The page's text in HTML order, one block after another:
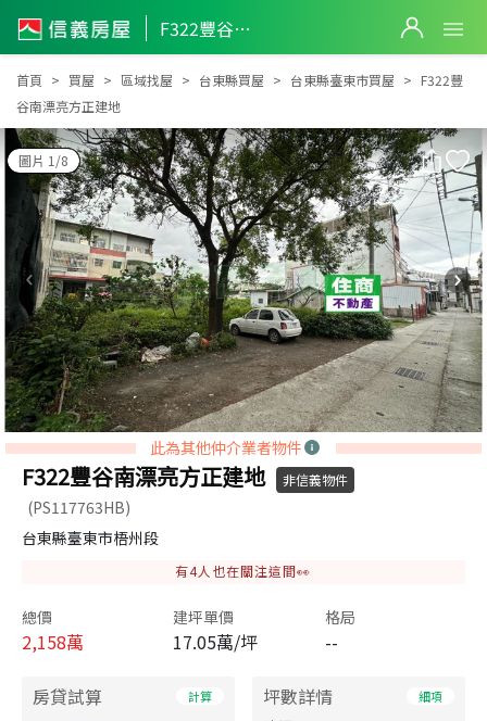
F322豐谷南漂亮方正建地
F322豐谷南漂亮方正建地
首頁 買屋 區域找屋 台東縣買屋 台東縣臺東市買屋
F322豐
谷南漂亮方正建地
圖片 1/8
此為其他仲介業者物件
F322豐谷南漂亮方正建地 非信義物件
(PS117763HB)
台東縣臺東市梧州段
有4人也在關注這間👀
總價
2,158萬
建坪單價
17.05萬/坪
格局
--
房貸試算 計算 坪數詳情 細項